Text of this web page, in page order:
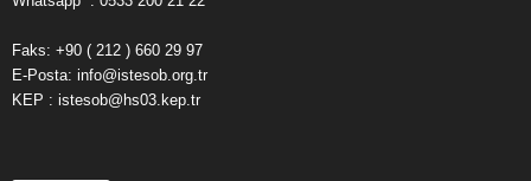
Faks: +90 ( 212 ) 660 29 97
E-Posta: info@istesob.org.tr
KEP : istesob@hs03.kep.tr